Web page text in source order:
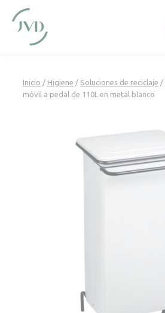
Inicio / Higiene / Soluciones de reciclaje /
móvil a pedal de 110L en metal blanco
Panel de gestión de cookies